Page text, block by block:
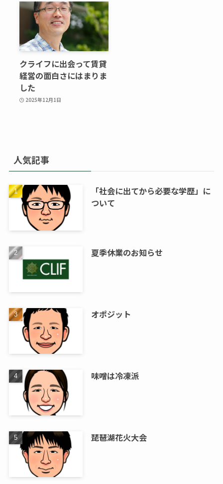
クライフに出会って賃貸
経営の面白さにはまりま
した
2025年12月1日
人気記事
「社会に出てから必要な学歴」に
ついて
夏季休業のお知らせ
オポジット
味噌は冷凍派
琵琶湖花火大会